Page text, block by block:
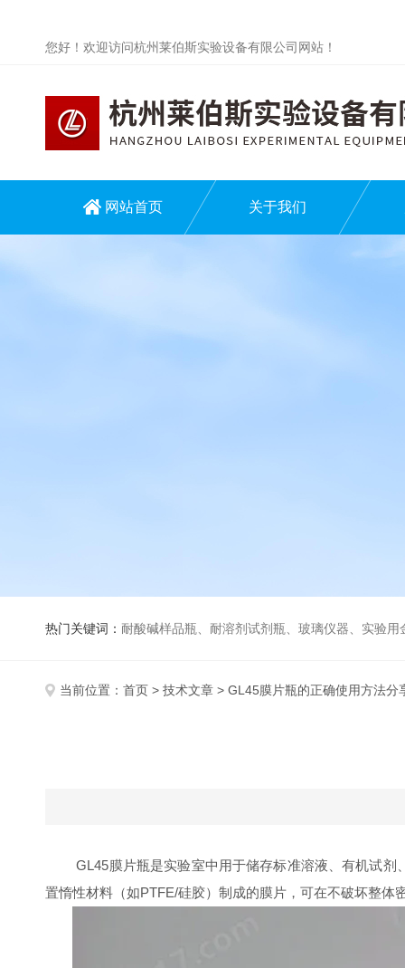
您好！欢迎访问杭州莱伯斯实验设备有限公司网站！
网站首页 关于我们
热门关键词： 耐酸碱样品瓶、耐溶剂试剂瓶、玻璃仪器、实验
当前位置： 首页 > 技术文章 > GL45膜片瓶的正确使用方法分
GL45膜片瓶是实验室中用于储存标准溶液、有机试剂
置惰性材料（如PTFE/硅胶）制成的膜片，可在不破坏整